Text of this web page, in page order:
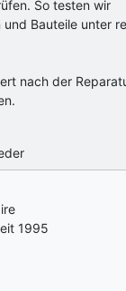
So testen wir
Bauteile unter
nach der
1995